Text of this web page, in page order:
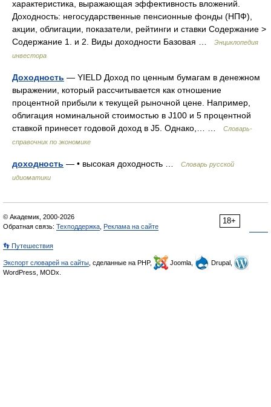
характеристика, выражающая эффективность вложений.
Доходность: негосударственные пенсионные фонды (НПФ),
акции, облигации, показатели, рейтинги и ставки Содержание >
Содержание 1. и 2. Виды доходности Базовая …
Энциклопедия
инвестора
Доходность — YIELD Доход по ценным бумагам в денежном
выражении, который рассчитывается как отношение
процентной прибыли к текущей рыночной цене. Например,
облигация номинальной стоимостью в Ј100 и 5 процентной
ставкой принесет годовой доход в Ј5. Однако,… …
Словарь-
справочник по экономике
доходность — • высокая доходность …
Словарь русской
идиоматики
18+
© Академик, 2000-2026
Обратная связь: Техподдержка Реклама на сайте
👣 Путешествия
Экспорт словарей на сайты , сделанные на PHP, Joomla,
Drupal,
WordPress, MODx.